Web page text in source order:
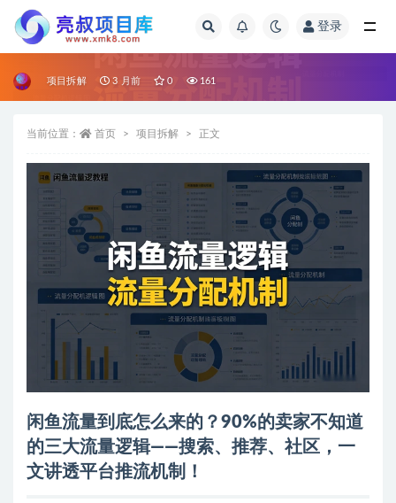
登录
项目拆解 3 月前 0 161
当前位置： 首页 项目拆解 正文
闲鱼流量到底怎么来的？90%的卖家不知道
的三大流量逻辑——搜索、推荐、社区，一
文讲透平台推流机制！